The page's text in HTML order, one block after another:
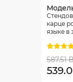
карце
языке в
587.51